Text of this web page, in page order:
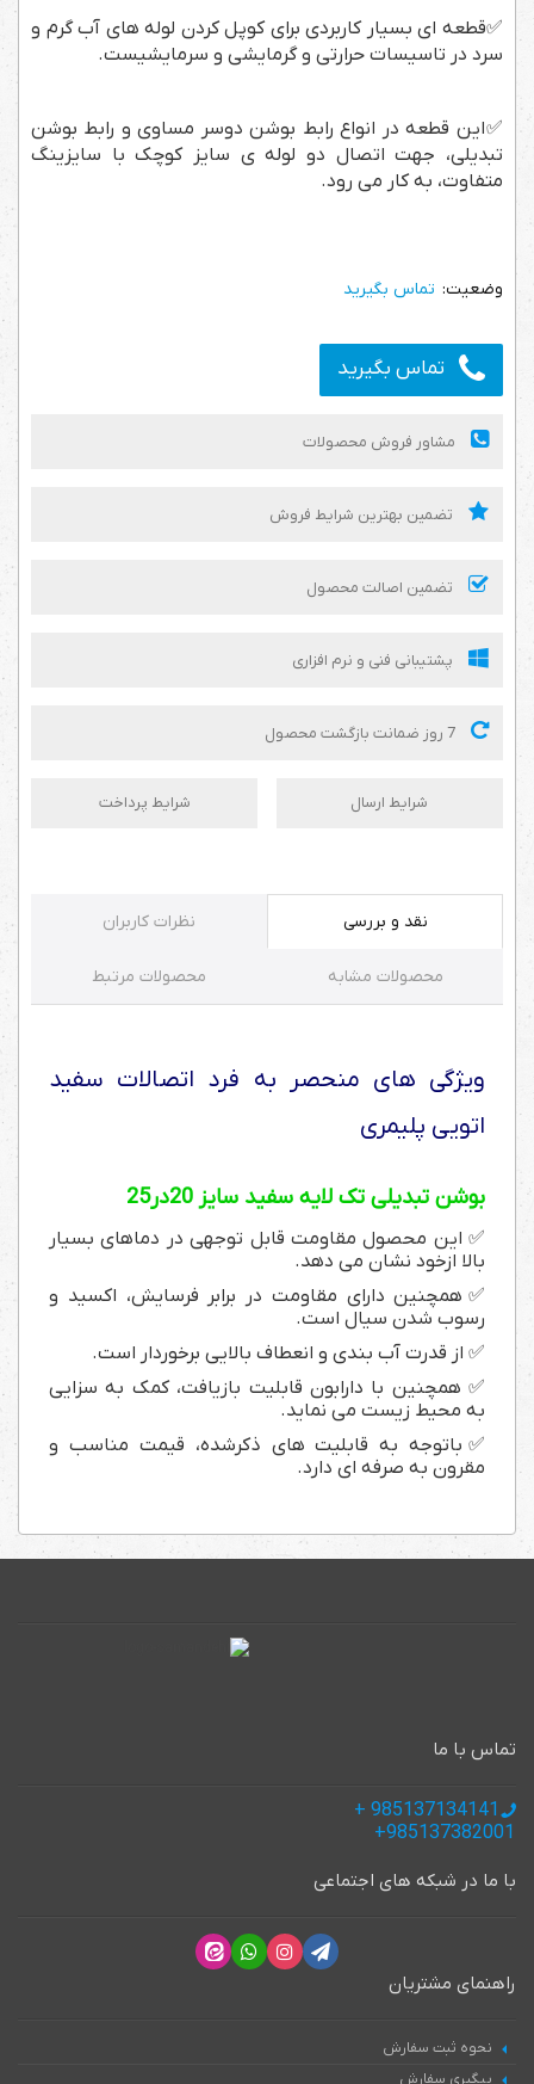
✅قطعه ای بسیار کاربردی برای کوپل کردن لوله های آب گرم و
سرد در تاسیسات حرارتی و گرمایشی و سرمایشیست.
✅این قطعه در انواع رابط بوشن دوسر مساوی و رابط بوشن
تبدیلی، جهت اتصال دو لوله ی سایز کوچک با سایزینگ
متفاوت، به کار می رود.
تماس بگیرید
تماس بگیرید
مشاور فروش محصولات
تضمین بهترین شرایط فروش
تضمین اصالت محصول
پشتیبانی فنی و نرم افزاری
شرایط ارسال شرایط پرداخت
نقد و بررسی نظرات کاربران
محصولات مشابه محصولات مرتبط
ویژگی های منحصر به فرد اتصالات سفید
اتویی پلیمری
بوشن تبدیلی تک لایه سفید سایز 20در25
✅ این محصول مقاومت قابل توجهی در دماهای بسیار
بالا ازخود نشان می دهد.
✅ همچنین دارای مقاومت در برابر فرسایش، اکسید و
رسوب شدن سیال است.
✅ از قدرت آب بندی و انعطاف بالایی برخوردار است.
✅ همچنین با دارابون قابلیت بازیافت، کمک به سزایی
به محیط زیست می نماید.
✅باتوجه به قابلیت های ذکرشده، قیمت مناسب و
مقرون به صرفه ای دارد.
تماس با ما
با ما در شبکه های اجتماعی
راهنمای مشتریان
نحوه ثبت سفارش
پیگیری سفارش